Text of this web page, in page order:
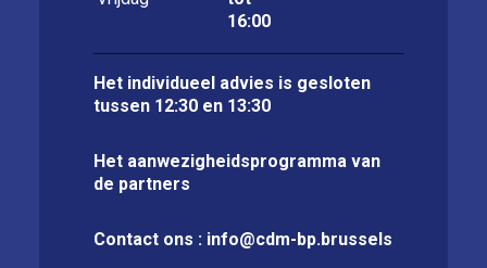
16:00
Het individueel advies is gesloten
tussen 12:30 en 13:30
Het aanwezigheidsprogramma van
de partners
Contact ons : info@cdm-bp.brussels